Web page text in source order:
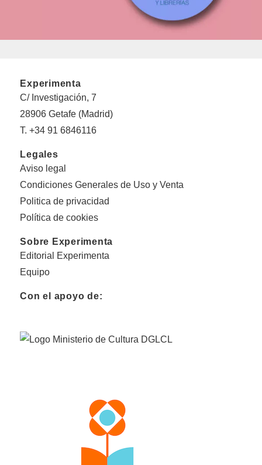
Experimenta
C/ Investigación, 7
28906 Getafe (Madrid)
T. +34 91 6846116
Legales
Aviso legal
Condiciones Generales de Uso y Venta
Politica de privacidad
Política de cookies
Sobre Experimenta
Editorial Experimenta
Equipo
Con el apoyo de: